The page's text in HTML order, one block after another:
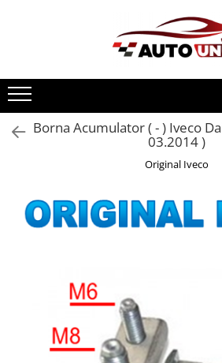
Borna Acumulator ( - ) Iveco
03.2014 )
Original Iveco